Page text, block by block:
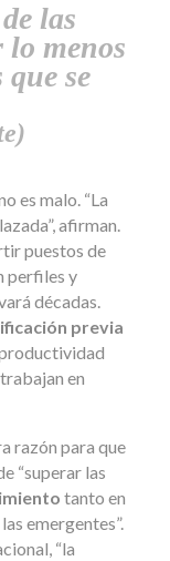
las
lo menos
se
es malo. “La
afirman.
puestos de
perfiles y
décadas.
previa
productividad
en
razón para que
“superar las
tanto en
emergentes”.
“la